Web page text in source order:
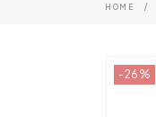
HOME
-26%